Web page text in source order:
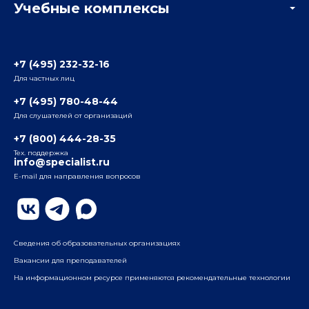
Учебные комплексы
Радио
ул. Радио, д.24, корпус 1, 2-й подъезд, 2-й этаж
ул. Воронцовская, д. 35Б, корп.2, 5-й этаж
Бауманский
ул. Бауманская, д. 6, стр. 2, бизнес-центр «Виктория
Плаза», 4-й этаж
Информация о центре
+7 (495) 232-32-16
Для частных лиц
+7 (495) 780-48-44
Для слушателей от организаций
+7 (800) 444-28-35
Тех. поддержка
info@specialist.ru
E-mail для направления вопросов
Сведения об образовательных организациях
Вакансии для преподавателей
На информационном ресурсе применяются рекомендательные технологии